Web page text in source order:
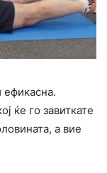
ќе го завиткате
а вие